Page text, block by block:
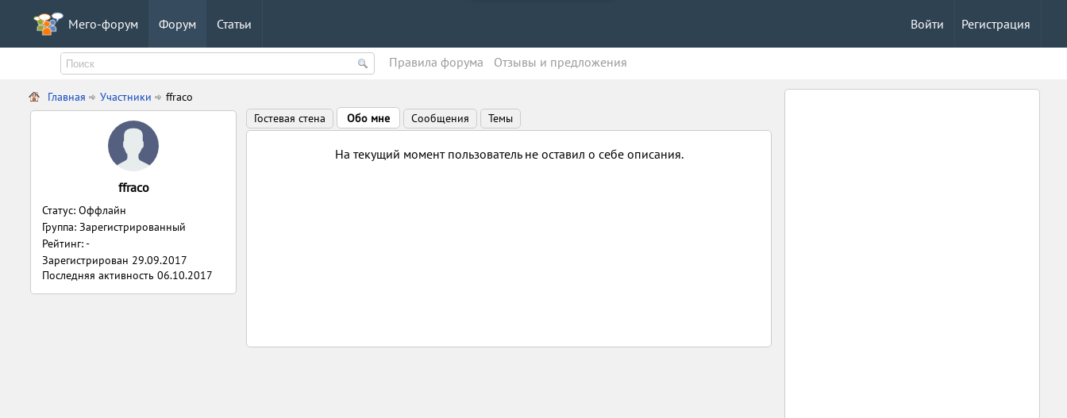
Мего-форум Форум Статьи Регистрация
Войти
Правила форума Oтзывы и предложения
Главная Участники ffraco
ffraco
Статус: Оффлайн
Группа: Зарегистрированный
Рейтинг: -
Зарегистрирован 29.09.2017
Последняя активность 06.10.2017
Гостевая стена Обо мне Сообщения Темы
На текущий момент пользователь не оставил о себе описания.